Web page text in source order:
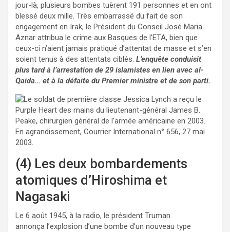
jour-là, plusieurs bombes tuèrent 191 personnes et en ont
blessé deux mille. Très embarrassé du fait de son
engagement en Irak, le Président du Conseil José Maria
Aznar attribua le crime aux Basques de l’ETA, bien que
ceux-ci n’aient jamais pratiqué d’attentat de masse et s’en
soient tenus à des attentats ciblés. L’enquête conduisit
plus tard à l’arrestation de 29 islamistes en lien avec al-
Qaida… et à la défaite du Premier ministre et de son parti.
(4) Les deux bombardements
atomiques d’Hiroshima et
Nagasaki
Le 6 août 1945, à la radio, le président Truman
annonça l’explosion d’une bombe d’un nouveau type